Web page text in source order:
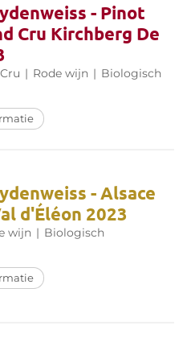
- Pinot
Cru Kirchberg De
| Rode wijn | Biologisch
- Alsace
d'Éléon 2023
wijn | Biologisch